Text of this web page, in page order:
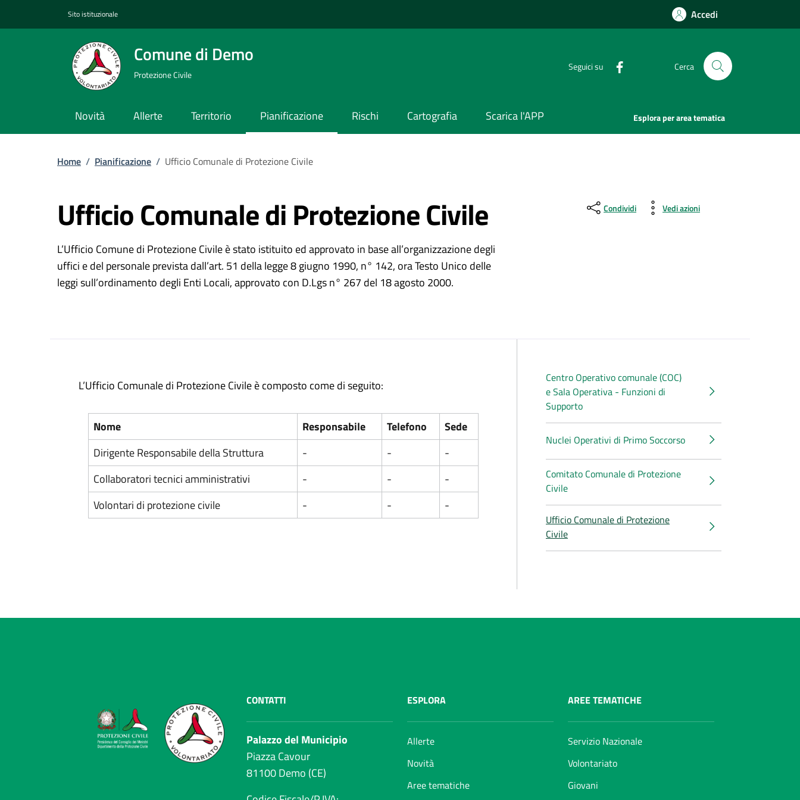
Sito istituzionale Accedi
Comune di Demo
Protezione Civile
Seguici su Cerca
Novità Allerte Territorio Pianificazione Rischi Cartografia Scarica l'APP Esplora per area tematica
Home / Pianificazione / Ufficio Comunale di Protezione Civile
Ufficio Comunale di Protezione Civile
L’Ufficio Comune di Protezione Civile è stato istituito ed approvato in base all’organizzazione degli
uffici e del personale prevista dall’art. 51 della legge 8 giugno 1990, n° 142, ora Testo Unico delle
leggi sull’ordinamento degli Enti Locali, approvato con D.Lgs n° 267 del 18 agosto 2000.
Condividi Vedi azioni
L’Ufficio Comunale di Protezione Civile è composto come di seguito:
Nome Responsabile Telefono
Sede
Dirigente Responsabile della Struttura
- -
-
Collaboratori tecnici amministrativi
- -
-
Volontari di protezione civile
- - -
Centro Operativo comunale (COC)
e Sala Operativa - Funzioni di
Supporto
Nuclei Operativi di Primo Soccorso
Comitato Comunale di Protezione
Civile
Ufficio Comunale di Protezione
Civile
CONTATTI
Palazzo del Municipio
Piazza Cavour
81100 Demo (CE)
ESPLORA
Allerte
Novità
Aree tematiche
AREE TEMATICHE
Servizio Nazionale
Volontariato
Giovani